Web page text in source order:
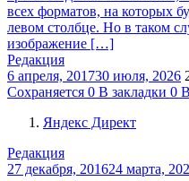
всех форматов, на которых
левом столбце. Но в таком
изображение […]
Редакция
6 апреля, 201730 июля, 2026
Сохраняется 0 В закладки 0
Яндекс Директ
Редакция
27 декабря, 201624 марта,